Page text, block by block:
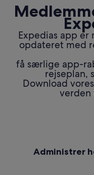
Expedias app
opdateret med
få særlige app-
rejseplan,
Download
Administrer